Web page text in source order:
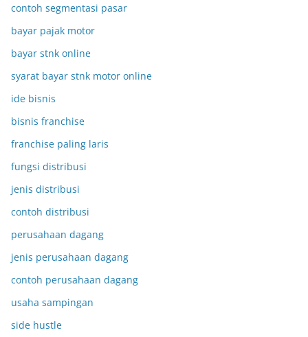
contoh segmentasi pasar
bayar pajak motor
bayar stnk online
syarat bayar stnk motor online
ide bisnis
bisnis franchise
franchise paling laris
fungsi distribusi
jenis distribusi
contoh distribusi
perusahaan dagang
jenis perusahaan dagang
contoh perusahaan dagang
usaha sampingan
side hustle